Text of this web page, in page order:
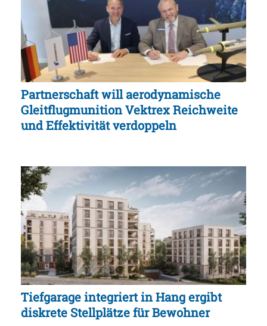
Partnerschaft will aerodynamische
Gleitflugmunition Vektrex Reichweite
und Effektivität verdoppeln
Tiefgarage integriert in Hang ergibt
diskrete Stellplätze für Bewohner